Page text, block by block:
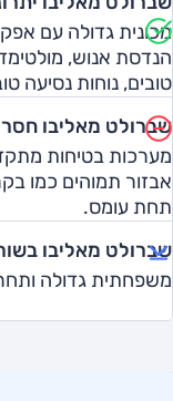
מכונית גדולה עם
הנדסת אנוש,
טובים, נוחות נסיעה
שברולט מאליבו
מערכות בטיחות
אבזור תמוהים כמו
תחת עומס.
שברולט מאליבו
משפחתית גדולה